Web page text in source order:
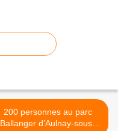
200 personnes au parc
Ballanger d’Aulnay-sous-